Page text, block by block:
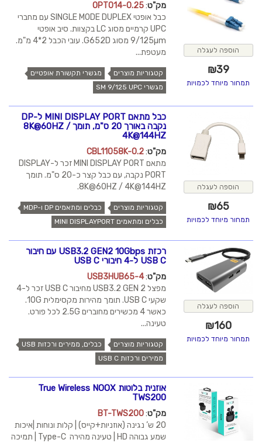
הוספה לעגלה
₪39
תמחור מיוחד לכמויות
מק"ט:
OPT014-0.25
כבל אופטי SINGLE MODE DUPLEX עם מחברי
UPC קרמיים מסוג LC בקצוות. סיב אופטי
9/125µm מסוג G652D. עובי הכבל 2*4 מ"מ.
מעטפת...
קטגוריות מוצרים
מגשרי תקשורת אופטיים
מגשרי SM 9/125 UPC
הוספה לעגלה
₪65
תמחור מיוחד לכמויות
כבל מתאם MINI DISPLAY PORT ל-DP
נקבה באורך 20 ס"מ, תומך 8K@60HZ /
4K@144HZ
מק"ט:
CBL11058K-0.2
מתאם MINI DISPLAY PORT זכר ל-DISPLAY
PORT נקבה, עם כבל קצר כ-20 ס"מ. תומך
8K@60HZ / 4K@144HZ.
קטגוריות מוצרים
כבלים ומתאמים DP ו-MDP
כבלים ומתאמים MINI DISPLAYPORT
הוספה לעגלה
₪160
תמחור מיוחד לכמויות
רכזת USB3.2 GEN2 10Gbps עם חיבור
USB C ל-4 חיבורי USB C
מק"ט:
USB3HUB65-4
מפצל USB3.2 GEN 2 מחיבור USB C זכר ל-4
שקעי USB C. תומך מהירות מקסימלית 10G.
כאשר 4 מכשירים מחוברים 2.5G לכל פורט.
טעינה...
קטגוריות מוצרים
כבלים, ממירים ורכזות USB
ממירים ורכזות USB C
אוזנית בלוטות True Wireless NOOX
TWS200
מק"ט:
BT-TWS200
20 ש’ נגינה (אוזניות+קייס) | קלות ונוחות |איכות
שמע גבוהה HD | טעינה מהירה Type-C | תמיכה